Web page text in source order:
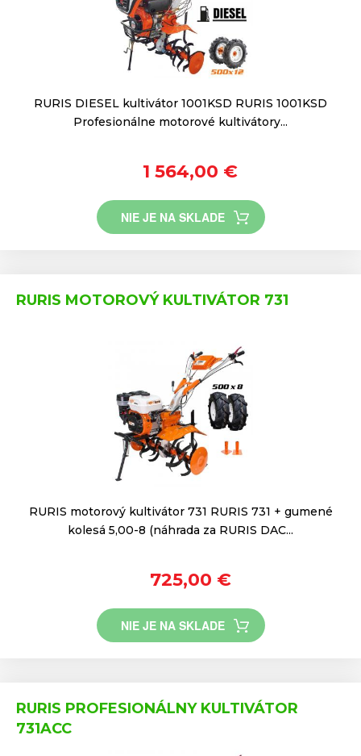
RURIS DIESEL kultivátor 1001KSD RURIS 1001KSD
Profesionálne motorové kultivátory...
1 564,00 €
NIE JE NA SKLADE
RURIS MOTOROVÝ KULTIVÁTOR 731
RURIS motorový kultivátor 731 RURIS 731 + gumené
kolesá 5,00-8 (náhrada za RURIS DAC...
725,00 €
NIE JE NA SKLADE
RURIS PROFESIONÁLNY KULTIVÁTOR
731ACC